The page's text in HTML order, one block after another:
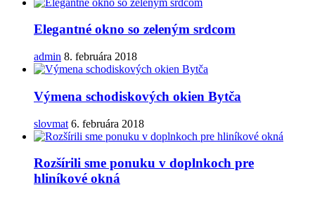
Elegantné okno so zeleným srdcom
admin 8. februára 2018
Výmena schodiskových okien Bytča
slovmat 6. februára 2018
Rozšírili sme ponuku v doplnkoch pre
hliníkové okná